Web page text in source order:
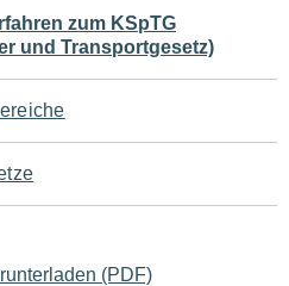
zum KSpTG
und Transportgesetz)
(PDF)